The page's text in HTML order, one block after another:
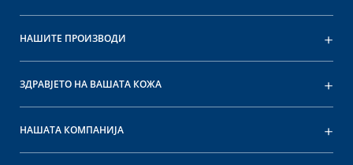
НАШИТЕ ПРОИЗВОДИ
ЗДРАВЈЕТО НА ВАШАТА КОЖА
НАШАТА КОМПАНИЈА